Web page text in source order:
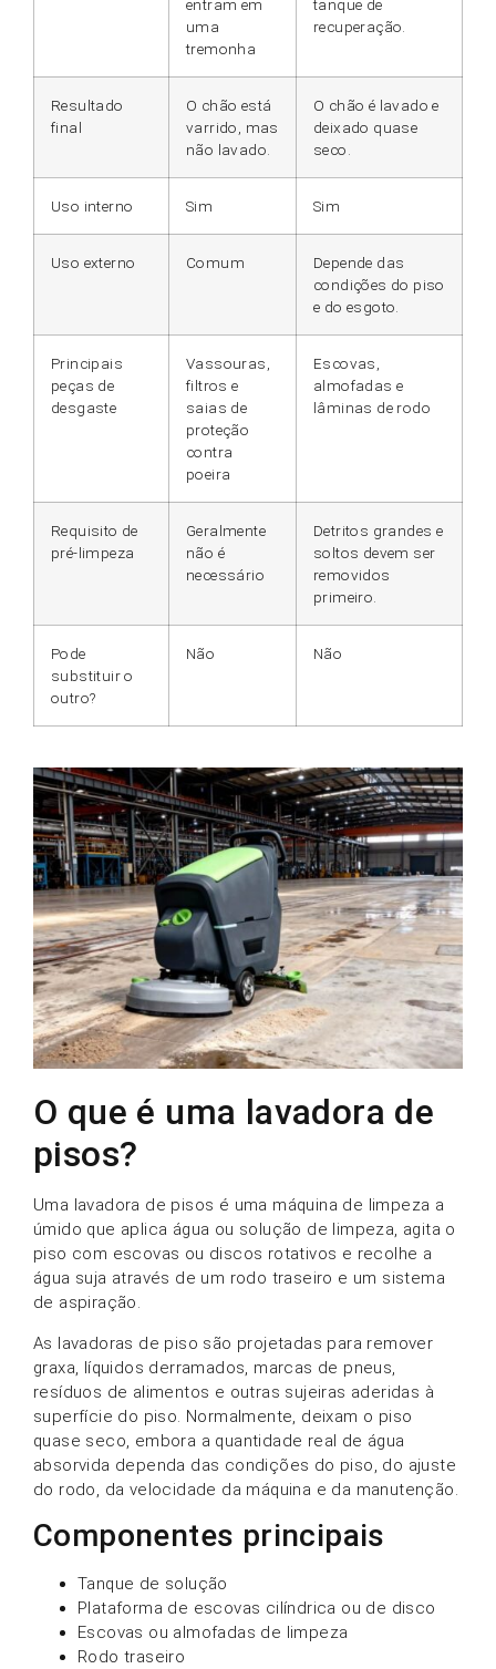
entram em
uma
tremonha
tanque de
recuperação.
Resultado
final
O chão está
varrido, mas
não lavado.
O chão é lavado e
deixado quase
seco.
Uso interno Sim Sim
Uso externo Comum
Depende das
condições do piso
e do esgoto.
Principais
peças de
desgaste
Vassouras,
filtros e
saias de
proteção
contra
poeira
Escovas,
almofadas e
lâminas de rodo
Requisito de
pré-limpeza
Geralmente
não é
necessário
Detritos grandes e
soltos devem ser
removidos
primeiro.
Pode
substituir o
outro?
Não Não
O que é uma lavadora de
pisos?
Uma lavadora de pisos é uma máquina de limpeza a
úmido que aplica água ou solução de limpeza, agita o
piso com escovas ou discos rotativos e recolhe a
água suja através de um rodo traseiro e um sistema
de aspiração.
As lavadoras de piso são projetadas para remover
graxa, líquidos derramados, marcas de pneus,
resíduos de alimentos e outras sujeiras aderidas à
superfície do piso. Normalmente, deixam o piso
quase seco, embora a quantidade real de água
absorvida dependa das condições do piso, do ajuste
do rodo, da velocidade da máquina e da manutenção.
Componentes principais
Tanque de solução
Plataforma de escovas cilíndrica ou de disco
Escovas ou almofadas de limpeza
Rodo traseiro